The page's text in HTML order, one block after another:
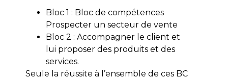
Bloc 1 : Bloc de compétences
Prospecter un secteur de vente
Bloc 2 : Accompagner le client et
lui proposer des produits et des
services.
Seule la réussite à l’ensemble de ces BC